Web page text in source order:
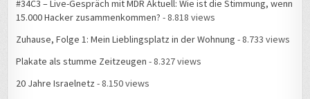
Besuch der Knesset in Jerusalem- 8.092 views
„Christlicher Medienverbund KEP“ heißt künftig „Christliche